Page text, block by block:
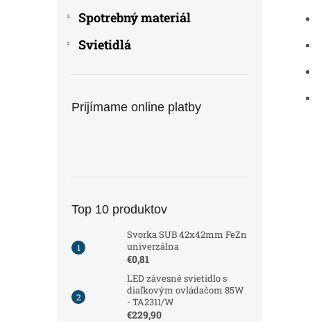
Spotrebný materiál
Svietidlá
Prijímame online platby
Top 10 produktov
Svorka SUB 42x42mm FeZn
univerzálna
€0,81
LED závesné svietidlo s
diaľkovým ovládačom 85W
- TA2311/W
€229,90